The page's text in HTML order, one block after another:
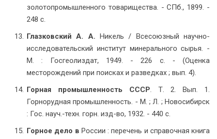
золотопромышленного товарищества. - СПб., 1899. -
248 с.
Глазковский А. А. Никель / Всесоюзный научно-
исследовательский институт минерального сырья. -
М. : Госгеолиздат, 1949. - 226 с. - (Оценка
месторождений при поисках и разведках ; вып. 4).
Горная промышленность СССР. Т. 2. Вып. 1.
Горнорудная промышленность. - М. ; Л. ; Новосибирск
: Гос. науч.-техн. горн. изд-во, 1932. - 440 с.
Горное дело в России : перечень и справочная книга